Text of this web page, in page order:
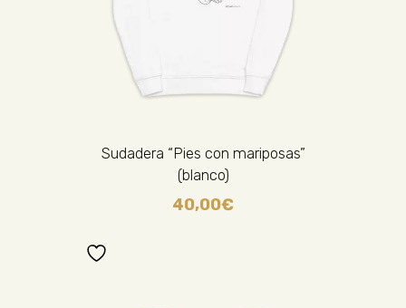
Sudadera “Pies con mariposas”
(blanco)
40,00€